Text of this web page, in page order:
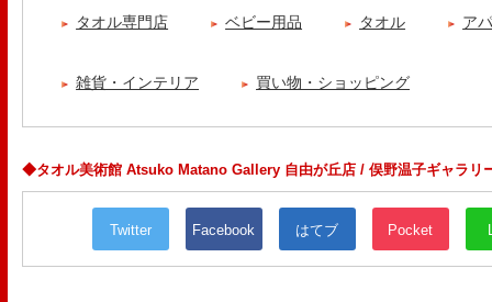
タオル専門店 ベビー用品 タオル ア
雑貨・インテリア 買い物・ショッピング
◆タオル美術館 Atsuko Matano Gallery 自由が丘店 / 俣野温子ギャラリ
Twitter Facebook はてブ Pocket